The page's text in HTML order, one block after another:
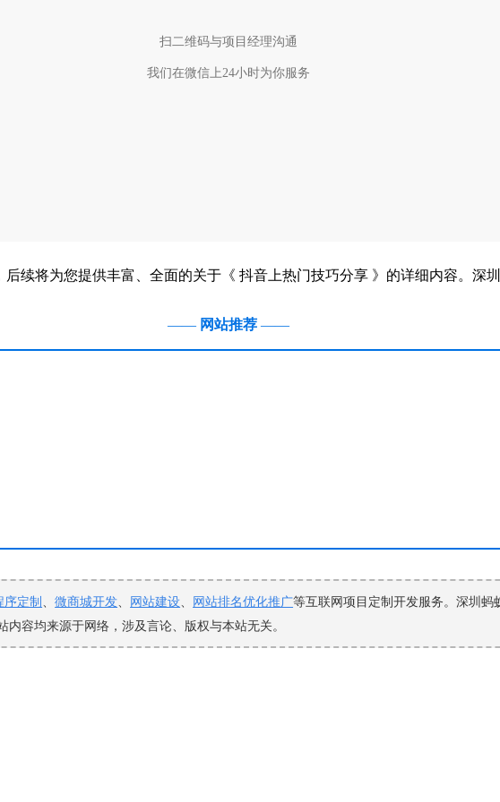
扫二维码与项目经理沟通
我们在微信上24小时为你服务
续将为您提供丰富、全面的关于《 抖音上热门技巧分享 》的详细内容。深
—— 网站推荐 ——
序定制 、微商城开发、 网站建设、 网站排名优化推广等互联网项目定制开发服务。深圳
容均来源于网络，涉及言论、版权与本站无关。